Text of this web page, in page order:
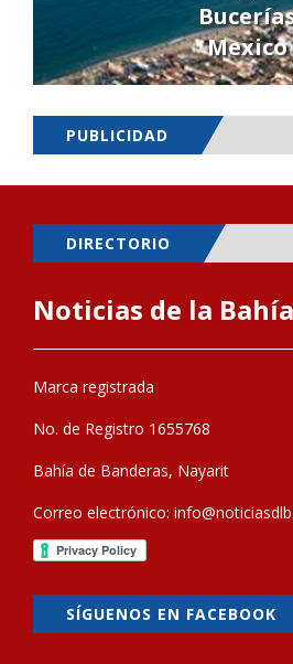
Mexico
PUBLICIDAD
DIRECTORIO
Noticias de la
Marca registrada
No. de Registro 1655768
Bahía de Banderas, Nayarit
Correo electrónico:
SÍGUENOS EN FACEBOOK